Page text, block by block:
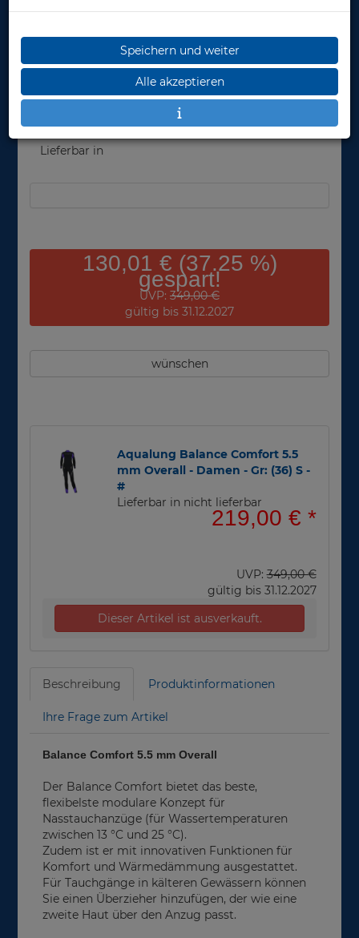
Herstellerpreis: 349,00 €
219,00 €
Lieferbar in
130,01 € (37.25 %)
gespart!
UVP: 349,00 €
gültig bis 31.12.2027
wünschen
Aqualung Balance Comfort 5.5
mm Overall - Damen - Gr: (36) S -
#
Lieferbar in nicht lieferbar
219,00 € *
UVP:349,00 €
gültig bis 31.12.2027
Dieser Artikel ist ausverkauft.
Beschreibung Produktinformationen
Ihre Frage zum Artikel
Balance Comfort 5.5 mm Overall
Der Balance Comfort bietet das beste,
flexibelste modulare Konzept für
Nasstauchanzüge (für Wassertemperaturen
zwischen 13 °C und 25 °C).
Zudem ist er mit innovativen Funktionen für
Komfort und Wärmedämmung ausgestattet.
Für Tauchgänge in kälteren Gewässern können
Sie einen Überzieher hinzufügen, der wie eine
zweite Haut über den Anzug passt.
Speichern und weiter
Alle akzeptieren